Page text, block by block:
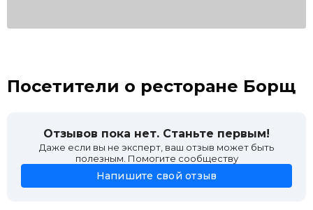
Посетители о ресторане Борщ
Отзывов пока нет. Станьте первым!
Даже если вы не эксперт, ваш отзыв может быть
полезным. Помогите сообществу
Напишите свой отзыв